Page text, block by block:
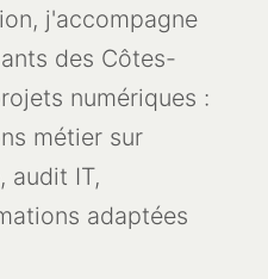
j'accompagne
des Côtes-
numériques :
métier sur
audit IT,
adaptées